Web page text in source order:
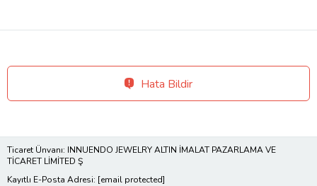
Hata Bildir
Ticaret Ünvanı: INNUENDO JEWELRY ALTIN İMALAT PAZARLAMA VE
TİCARET LİMİTED Ş
Kayıtlı E-Posta Adresi: [email protected]